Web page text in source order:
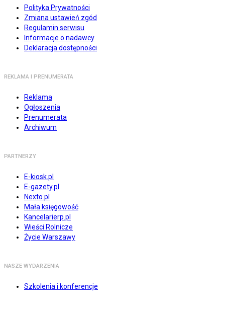
Polityka Prywatności
Zmiana ustawień zgód
Regulamin serwisu
Informacje o nadawcy
Deklaracja dostępności
REKLAMA I PRENUMERATA
Reklama
Ogłoszenia
Prenumerata
Archiwum
PARTNERZY
E-kiosk.pl
E-gazety.pl
Nexto.pl
Mała księgowość
Kancelarierp.pl
Wieści Rolnicze
Życie Warszawy
NASZE WYDARZENIA
Szkolenia i konferencje